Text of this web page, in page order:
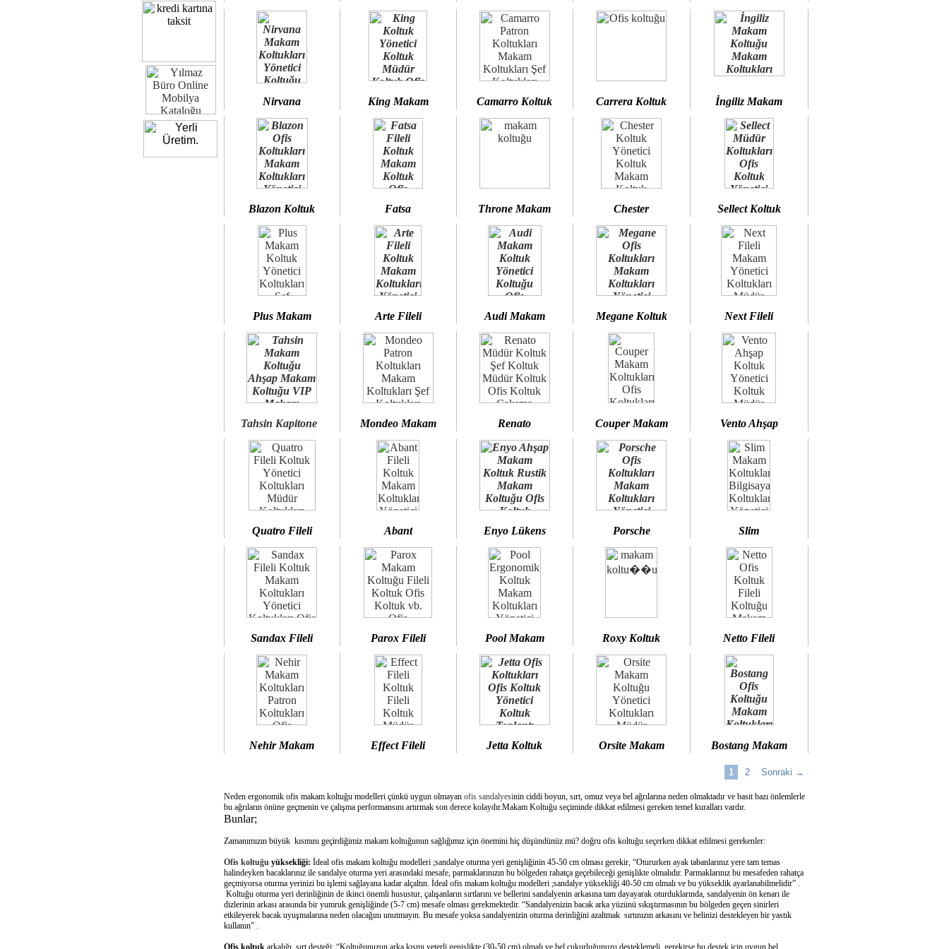
Nirvana King Makam Camarro Koltuk Carrera Koltuk İngiliz Makam
Blazon Koltuk Fatsa Throne Makam Chester Sellect Koltuk
Plus Makam Arte Fileli Audi Makam Megane Koltuk Next Fileli
Tahsin Kapitone Mondeo Makam Renato Couper Makam Vento Ahşap
Quatro Fileli Abant Enyo Lükens Porsche Slim
Sandax Fileli Parox Fileli Pool Makam Roxy Koltuk Netto Fileli
Nehir Makam Effect Fileli Jetta Koltuk Orsite Makam Bostang Makam
1 2 Sonraki →
Neden ergonomik ofis makam koltuğu modelleri çünkü uygun olmayan ofis sandalyesinin ciddi boyun, sırt, omuz veya bel ağrılarına neden olmaktadır ve basit bazı önlemlerle
bu ağrıların önüne geçmenin ve çalışma performansını artırmak son derece kolaydır.Makam Koltuğu seçiminde dikkat edilmesi gereken temel kuralları vardır.
Bunlar;
Zamanımızın büyük kısmını geçirdiğimiz makam koltuğunun sağlığımız için önemini hiç düşündünüz mü? doğru ofis koltuğu seçerken dikkat edilmesi gerekenler:
Ofis koltuğuyüksekliği: İdeal ofis makam koltuğu modelleri ;sandalye oturma yeri genişliğinin 45-50 cm olması gerekir, “Otururken ayak tabanlarınız yere tam temas
halindeyken bacaklarınız ile sandalye oturma yeri arasındaki mesafe, parmaklarınızın bu bölgeden rahatça geçebileceği genişlikte olmalıdır. Parmaklarınız bu mesafeden rahatça
geçmiyorsa oturma yerinizi bu işlemi sağlayana kadar alçaltın. İdeal ofis makam koltuğu modelleri ;sandalye yüksekliği 40-50 cm olmalı ve bu yükseklik ayarlanabilmelidir” .
Koltuğu oturma yeri derinliğinin de ikinci önemli husustur, çalışanların sırtlarını ve bellerini sandalyenin arkasına tam dayayarak oturduklarında, sandalyenin ön kenarı ile
dizlerinin arkası arasında bir yumruk genişliğinde (5-7 cm) mesafe olması gerekmektedir. “Sandalyenizin bacak arka yüzünü sıkıştırmasının bu bölgeden geçen sinirleri
etkileyerek bacak uyuşmalarına neden olacağını unutmayın. Bu mesafe yoksa sandalyenizin oturma derinliğini azaltmak sırtınızın arkasını ve belinizi destekleyen bir yastık
kullanın” .
Ofis koltuk arkalığı sırt desteği: “Koltuğunuzun arka kısmı yeterli genişlikte (30-50 cm) olmalı ve bel çukurluğunuzu desteklemeli, gerekirse bu destek için uygun bel